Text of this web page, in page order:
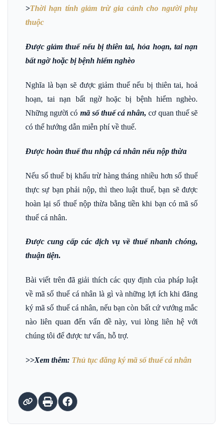
>Thời hạn tính giảm trừ gia cảnh cho người phụ
thuộc
Được giảm thuế nếu bị thiên tai, hỏa hoạn, tai nạn
bất ngờ hoặc bị bệnh hiểm nghèo
Nghĩa là bạn sẽ được giảm thuế nếu bị thiên tai, hoả
hoạn, tai nạn bất ngờ hoặc bị bệnh hiểm nghèo.
Những người có mã số thuế cá nhân, cơ quan thuế sẽ
có thể hướng dẫn miễn phí về thuế.
Được hoàn thuế thu nhập cá nhân nếu nộp thừa
Nếu số thuế bị khấu trừ hàng tháng nhiều hơn số thuế
thực sự bạn phải nộp, thì theo luật thuế, bạn sẽ được
hoàn lại số thuế nộp thừa bằng tiền khi bạn có mã số
thuế cá nhân.
Được cung cấp các dịch vụ về thuế nhanh chóng,
thuận tiện.
Bài viết trên đã giải thích các quy định của pháp luật
về mã số thuế cá nhân là gì và những lợi ích khi đăng
ký mã số thuế cá nhân, nếu bạn còn bất cứ vướng mắc
nào liên quan đến vấn đề này, vui lòng liên hệ với
chúng tôi để được tư vấn, hỗ trợ.
>>Xem thêm: Thủ tục đăng ký mã số thuế cá nhân